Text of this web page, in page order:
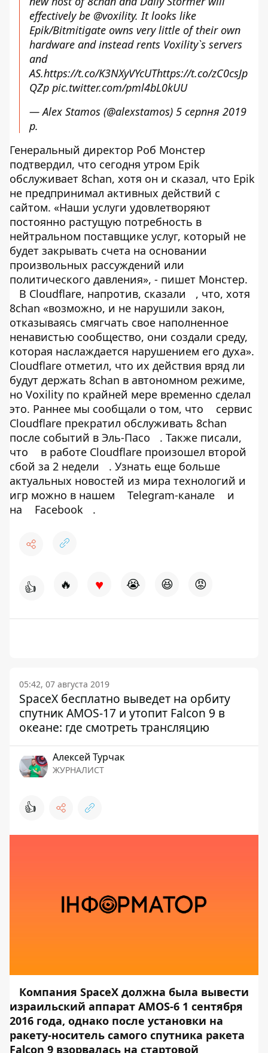
effectively be @voxility. It looks like
Epik/Bitmitigate owns very little of their own
hardware and instead rents Voxility`s servers
and
AS.https://t.co/K3NXyVYcUThttps://t.co/zC0csJp
QZp pic.twitter.com/pml4bL0kUU
— Alex Stamos (@alexstamos) 5 серпня 2019
р.
Генеральный директор Роб Монстер
подтвердил, что сегодня утром Epik
обслуживает 8chan, хотя он и сказал, что Epik
не предпринимал активных действий с
сайтом. «Наши услуги удовлетворяют
постоянно растущую потребность в
нейтральном поставщике услуг, который не
будет закрывать счета на основании
произвольных рассуждений или
политического давления», - пишет Монстер.
В Cloudflare, напротив, сказали
, что, хотя
8chan «возможно, и не нарушили закон,
отказываясь смягчать свое наполненное
ненавистью сообщество, они создали среду,
которая наслаждается нарушением его духа».
Cloudflare отметил, что их действия вряд ли
будут держать 8chan в автономном режиме,
но Voxility по крайней мере временно сделал
это. Раннее мы сообщали о том, что
сервис
Cloudflare прекратил обслуживать 8chan
после событий в Эль-Пасо
. Также писали,
что
в работе Cloudflare произошел второй
сбой за 2 недели
. Узнать еще больше
актуальных новостей из мира технологий и
игр можно в нашем
Telegram-канале
и
на
Facebook .
👍 🔥 ♥ 😭 😆 😡
05:42, 07 августа 2019
SpaceX бесплатно выведет на орбиту
спутник AMOS-17 и утопит Falcon 9 в
океане: где смотреть трансляцию
Алексей Турчак
ЖУРНАЛИСТ
👍
Компания SpaceX должна была вывести
израильский аппарат AMOS-6 1 сентября
2016 года, однако после установки на
ракету-носитель самого спутника ракета
Falcon 9 взорвалась на стартовой